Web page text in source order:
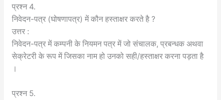
प्रश्न 4.
निवेदन-पत्र (घोषणापत्र) में कौन हस्ताक्षर करते है ?
उत्तर :
निवेदन-पत्र में कम्पनी के नियमन पत्र में जो संचालक, प्रबन्धक अथवा
सेक्रेटरी के रूप में जिसका नाम हो उनको सही/हस्ताक्षर करना पड़ता है
।
प्रश्न 5.